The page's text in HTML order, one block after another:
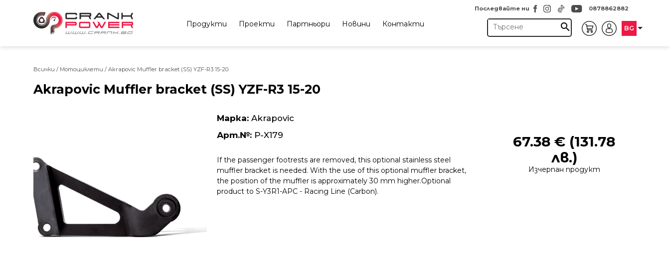
Продукти Проекти Партньори Новини Контакти
Последвайте ни 0878862882
search BG
Всички / Мотоциклети / Akrapovic Muffler bracket (SS) YZF-R3 15-20
Akrapovic Muffler bracket (SS) YZF-R3 15-20
Марка: Akrapovic
Арт.№: P-X179
If the passenger footrests are removed, this optional stainless steel
muffler bracket is needed. With the use of this optional muffler bracket,
the position of the muffler is approximately 30 mm higher.Optional
product to S-Y3R1-APC - Racing Line (Carbon).
67.38 € (131.78
лв.)
Изчерпан продукт